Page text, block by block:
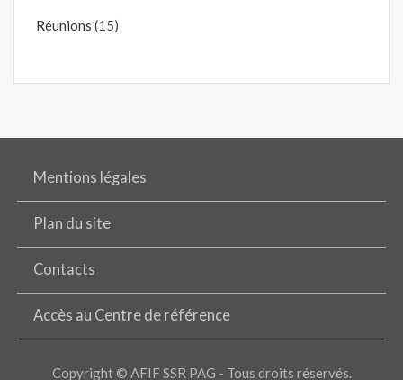
Réunions (15)
Mentions légales
Plan du site
Contacts
Accès au Centre de référence
Copyright © AFIF SSR PAG - Tous droits réservés.